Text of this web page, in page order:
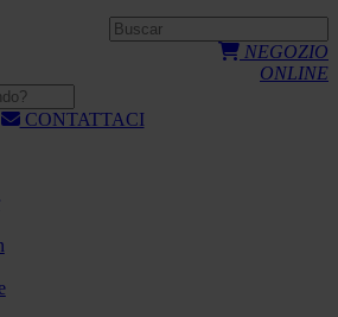
NEGOZIO
ONLINE
CONTATTACI